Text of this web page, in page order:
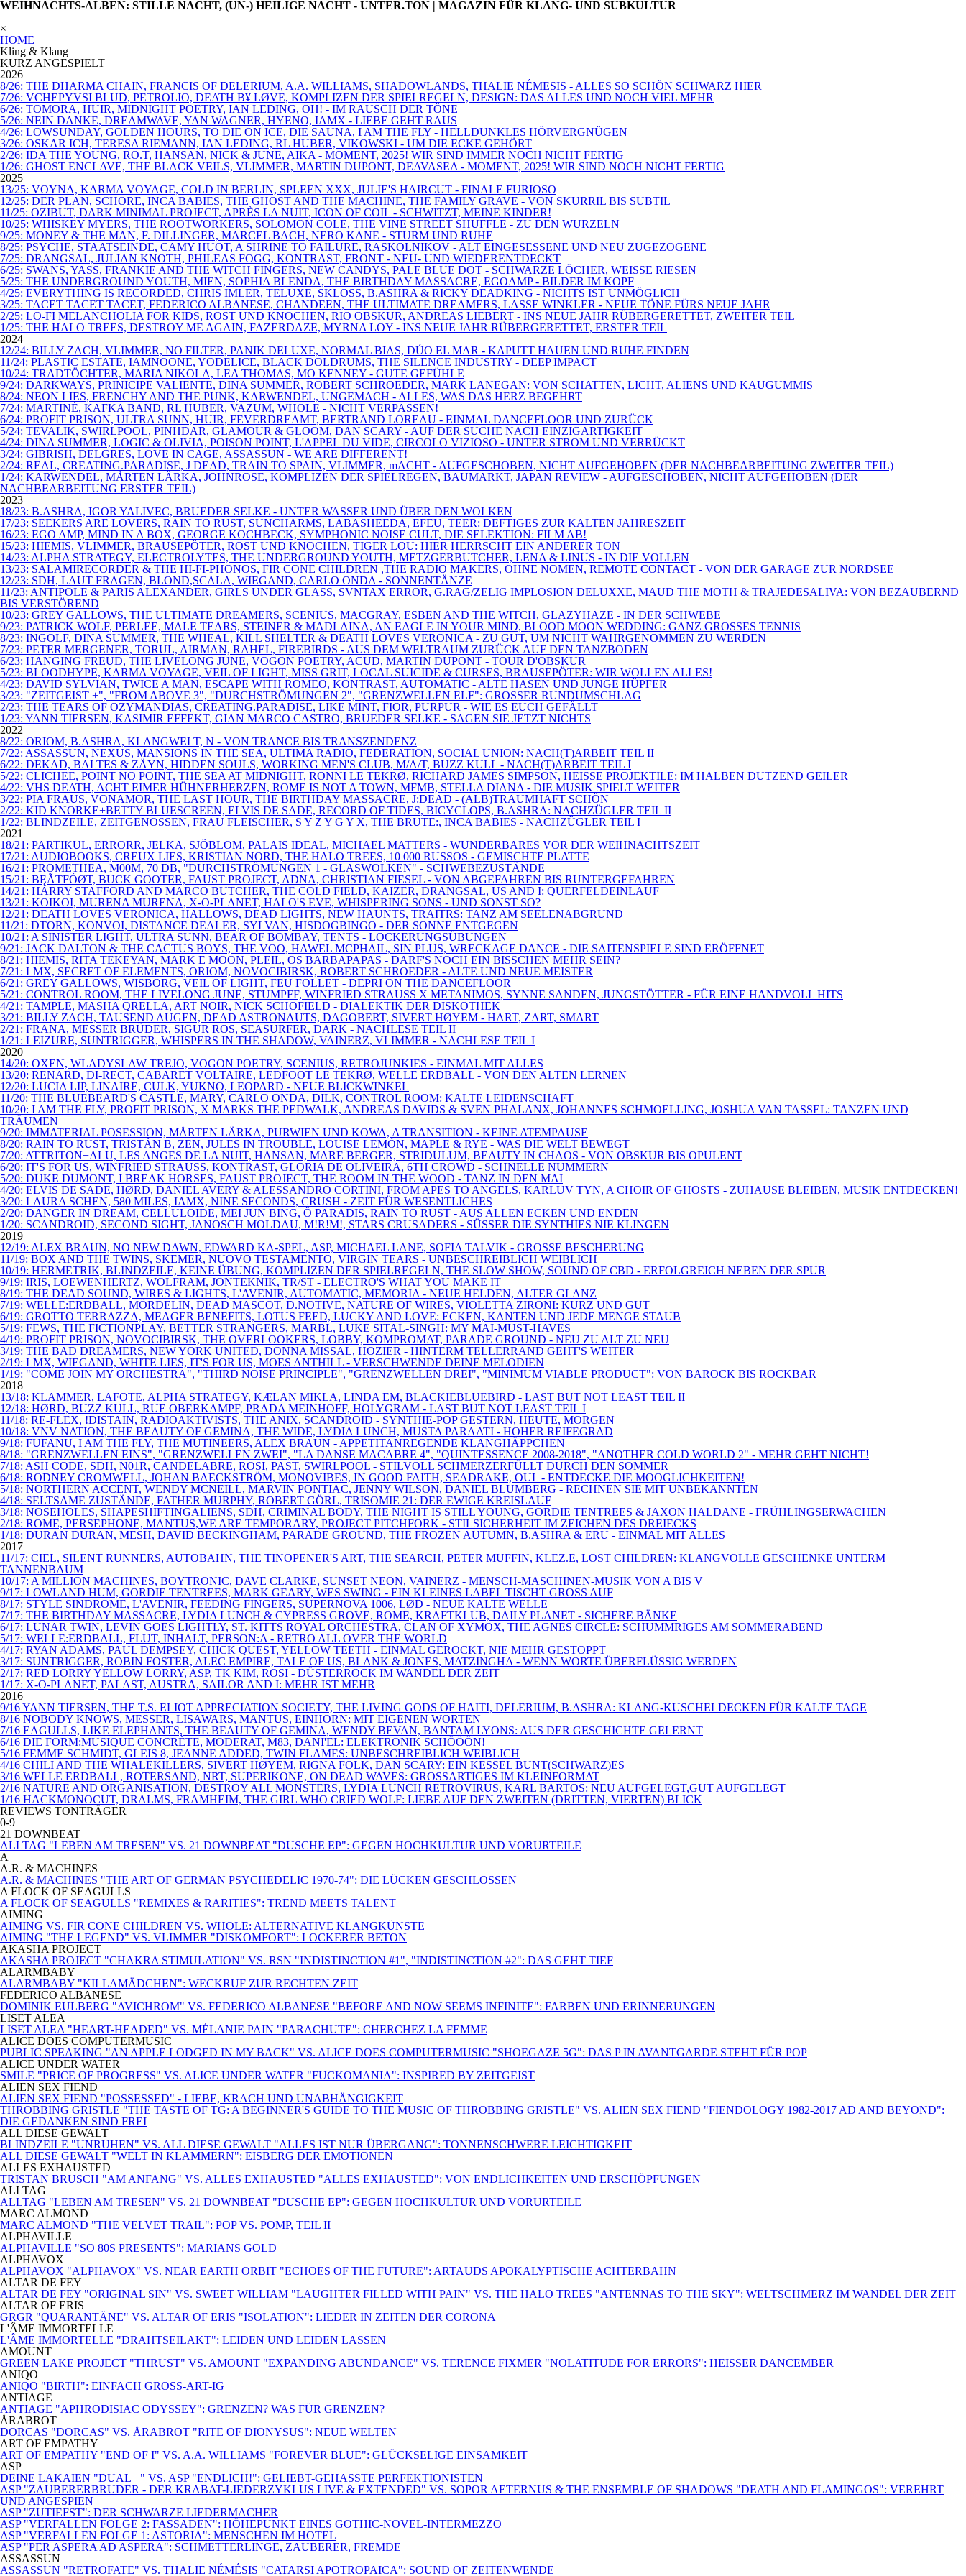
WEIHNACHTS-ALBEN: STILLE NACHT, (UN-) HEILIGE NACHT - UNTER.TON | MAGAZIN FÜR KLANG- UND SUBKULTUR
×
HOME
Kling & Klang
KURZ ANGESPIELT
2026
8/26: THE DHARMA CHAIN, FRANCIS OF DELERIUM, A.A. WILLIAMS, SHADOWLANDS, THALIE NÉMESIS - ALLES SO SCHÖN SCHWARZ HIER
7/26: VCHEPYVSI BLUD, PETROLIO, DEATĦ B¥ LØVE, KOMPLIZEN DER SPIELREGELN, DESIGN: DAS ALLES UND NOCH VIEL MEHR
6/26: TOMORA, HUIR, MIDNIGHT POETRY, IAN LEDING, OH! - IM RAUSCH DER TÖNE
5/26: NEIN DANKE, DREAMWAVE, YAN WAGNER, HYENO, IAMX - LIEBE GEHT RAUS
4/26: LOWSUNDAY, GOLDEN HOURS, TO DIE ON ICE, DIE SAUNA, I AM THE FLY - HELLDUNKLES HÖRVERGNÜGEN
3/26: OSKAR ICH, TERESA RIEMANN, IAN LEDING, RL HUBER, VIKOWSKI - UM DIE ECKE GEHÖRT
2/26: IDA THE YOUNG, RO.T, HANSAN, NICK & JUNE, AIKA - MOMENT, 2025! WIR SIND IMMER NOCH NICHT FERTIG
1/26: GHOST ENCLAVE, THE BLACK VEILS, VLIMMER, MARTIN DUPONT, DEAVASEA - MOMENT, 2025! WIR SIND NOCH NICHT FERTIG
2025
13/25: VOYNA, KARMA VOYAGE, COLD IN BERLIN, SPLEEN XXX, JULIE'S HAIRCUT - FINALE FURIOSO
12/25: DER PLAN, SCHORE, INCA BABIES, THE GHOST AND THE MACHINE, THE FAMILY GRAVE - VON SKURRIL BIS SUBTIL
11/25: OZIBUT, DARK MINIMAL PROJECT, APRÈS LA NUIT, ICON OF COIL - SCHWITZT, MEINE KINDER!
10/25: WHISKEY MYERS, THE ROOTWORKERS, SOLOMON COLE, THE VINE STREET SHUFFLE - ZU DEN WURZELN
9/25: MONEY & THE MAN, F. DILLINGER, MARCEL BACH, NERO KANE - STURM UND RUHE
8/25: PSYCHE, STAATSEINDE, CAMY HUOT, A SHRINE TO FAILURE, RASKOLNIKOV - ALT EINGESESSENE UND NEU ZUGEZOGENE
7/25: DRANGSAL, JULIAN KNOTH, PHILEAS FOGG, KONTRAST, FRONT - NEU- UND WIEDERENTDECKT
6/25: SWANS, YASS, FRANKIE AND THE WITCH FINGERS, NEW CANDYS, PALE BLUE DOT - SCHWARZE LÖCHER, WEISSE RIESEN
5/25: THE UNDERGROUND YOUTH, MIEN, SOPHIA BLENDA, THE BIRTHDAY MASSACRE, EGOAMP - BILDER IM KOPF
4/25: EVERYTHING IS RECORDED, CHRIS IMLER, TELUXE, SKLOSS, B.ASHRA & RICKY DEADKING - NICHTS IST UNMÖGLICH
3/25: TACET TACET TACET, FEDERICO ALBANESE, CHANDEEN, THE ULTIMATE DREAMERS, LASSE WINKLER - NEUE TÖNE FÜRS NEUE JAHR
2/25: LO-FI MELANCHOLIA FOR KIDS, ROST UND KNOCHEN, RIO OBSKUR, ANDREAS LIEBERT - INS NEUE JAHR RÜBERGERETTET, ZWEITER TEIL
1/25: THE HALO TREES, DESTROY ME AGAIN, FAZERDAZE, MYRNA LOY - INS NEUE JAHR RÜBERGERETTET, ERSTER TEIL
2024
12/24: BILLY ZACH, VLIMMER, NO FILTER, PANIK DELUXE, NORMAL BIAS, DÚO EL MAR - KAPUTT HAUEN UND RUHE FINDEN
11/24: PLASTIC ESTATE, IAMNOONE, YODELICE, BLACK DOLDRUMS, THE SILENCE INDUSTRY - DEEP IMPACT
10/24: TRADTÖCHTER, MARIA NIKOLA, LEA THOMAS, MO KENNEY - GUTE GEFÜHLE
9/24: DARKWAYS, PRINICIPE VALIENTE, DINA SUMMER, ROBERT SCHROEDER, MARK LANEGAN: VON SCHATTEN, LICHT, ALIENS UND KAUGUMMIS
8/24: NEON LIES, FRENCHY AND THE PUNK, KARWENDEL, UNGEMACH - ALLES, WAS DAS HERZ BEGEHRT
7/24: MARTINÉ, KAFKA BAND, RL HUBER, VAZUM, WHOLE - NICHT VERPASSEN!
6/24: PROFIT PRISON, ULTRA SUNN, HUIR, FEVERDREAMT, BERTRAND LOREAU - EINMAL DANCEFLOOR UND ZURÜCK
5/24: TEVALIK, SWIRLPOOL, PINHDAR, GLAMOUR & GLOOM, DAN SCARY - AUF DER SUCHE NACH EINZIGARTIGKEIT
4/24: DINA SUMMER, LOGIC & OLIVIA, POISON POINT, L'APPEL DU VIDE, CIRCOLO VIZIOSO - UNTER STROM UND VERRÜCKT
3/24: GIBRISH, DELGRES, LOVE IN CAGE, ASSASSUN - WE ARE DIFFERENT!
2/24: REAL, CREATING.PARADISE, J DEAD, TRAIN TO SPAIN, VLIMMER, mACHT - AUFGESCHOBEN, NICHT AUFGEHOBEN (DER NACHBEARBEITUNG ZWEITER TEIL)
1/24: KARWENDEL, MÅRTEN LÄRKA, JOHNROSE, KOMPLIZEN DER SPIELREGEN, BAUMARKT, JAPAN REVIEW - AUFGESCHOBEN, NICHT AUFGEHOBEN (DER
NACHBEARBEITUNG ERSTER TEIL)
2023
18/23: B.ASHRA, IGOR YALIVEC, BRUEDER SELKE - UNTER WASSER UND ÜBER DEN WOLKEN
17/23: SEEKERS ARE LOVERS, RAIN TO RUST, SUNCHARMS, LABASHEEDA, EFEU, TEER: DEFTIGES ZUR KALTEN JAHRESZEIT
16/23: EGO AMP, MIND IN A BOX, GEORGE KOCHBECK, SYMPHONIC NOISE CULT, DIE SELEKTION: FILM AB!
15/23: HIEMIS, VLIMMER, BRAUSEPÖTER, ROST UND KNOCHEN, TIGER LOU: HIER HERRSCHT EIN ANDERER TON
14/23: ALPHA STRATEGY, ELECTROLYTES, THE UNDERGROUND YOUTH, METZGERBUTCHER, LENA & LINUS - IN DIE VOLLEN
13/23: SALAMIRECORDER & THE HI-FI-PHONOS, FIR CONE CHILDREN ,THE RADIO MAKERS, OHNE NOMEN, REMOTE CONTACT - VON DER GARAGE ZUR NORDSEE
12/23: SDH, LAUT FRAGEN, BLOND,SCALA, WIEGAND, CARLO ONDA - SONNENTÄNZE
11/23: ANTIPOLE & PARIS ALEXANDER, GIRLS UNDER GLASS, SVNTAX ERROR, G.RAG/ZELIG IMPLOSION DELUXXE, MAUD THE MOTH & TRAJEDESALIVA: VON BEZAUBERND
BIS VERSTÖREND
10/23: GREY GALLOWS, THE ULTIMATE DREAMERS, SCENIUS, MACGRAY, ESBEN AND THE WITCH, GLAZYHAZE - IN DER SCHWEBE
9/23: PATRICK WOLF, PERLEE, MALE TEARS, STEINER & MADLAINA, AN EAGLE IN YOUR MIND, BLOOD MOON WEDDING: GANZ GROSSES TENNIS
8/23: INGOLF, DINA SUMMER, THE WHEAL, KILL SHELTER & DEATH LOVES VERONICA - ZU GUT, UM NICHT WAHRGENOMMEN ZU WERDEN
7/23: PETER MERGENER, TORUL, AIRMAN, RAHEL, FIREBIRDS - AUS DEM WELTRAUM ZURÜCK AUF DEN TANZBODEN
6/23: HANGING FREUD, THE LIVELONG JUNE, VOGON POETRY, ACUD, MARTIN DUPONT - TOUR D'OBSKUR
5/23: BLOODHYPE, KARMA VOYAGE, VEIL OF LIGHT, MISS GRIT, LOCAL SUICIDE & CURSES, BRAUSEPÖTER: WIR WOLLEN ALLES!
4/23: DAVID SYLVIAN, TWICE A MAN, ESCAPE WITH ROMEO, KONTRAST, AUTOMATIC - ALTE HASEN UND JUNGE HÜPFER
3/23: "ZEITGEIST +", "FROM ABOVE 3", "DURCHSTRÖMUNGEN 2", "GRENZWELLEN ELF": GROSSER RUNDUMSCHLAG
2/23: THE TEARS OF OZYMANDIAS, CREATING.PARADISE, LIKE MINT, FIOR, PURPUR - WIE ES EUCH GEFÄLLT
1/23: YANN TIERSEN, KASIMIR EFFEKT, GIAN MARCO CASTRO, BRUEDER SELKE - SAGEN SIE JETZT NICHTS
2022
8/22: ORIOM, B.ASHRA, KLANGWELT, N - VON TRANCE BIS TRANSZENDENZ
7/22: ASSASSUN, NEXUS, MANSIONS IN THE SEA, ULTIMA RADIO, FEDERATION, SOCIAL UNION: NACH(T)ARBEIT TEIL II
6/22: DEKAD, BALTES & ZÄYN, HIDDEN SOULS, WORKING MEN'S CLUB, M/A/T, BUZZ KULL - NACH(T)ARBEIT TEIL I
5/22: CLICHEE, POINT NO POINT, THE SEA AT MIDNIGHT, RONNI LE TEKRØ, RICHARD JAMES SIMPSON, HEISSE PROJEKTILE: IM HALBEN DUTZEND GEILER
4/22: VHS DEATH, ACHT EIMER HÜHNERHERZEN, ROME IS NOT A TOWN, MFMB, STELLA DIANA - DIE MUSIK SPIELT WEITER
3/22: PIA FRAUS, VONAMOR, THE LAST HOUR, THE BIRTHDAY MASSACRE, J:DEAD - (ALB)TRAUMHAFT SCHÖN
2/22: KID KNORKE+BETTY BLUESCREEN, ELVIS DE SADE, RECORD OF TIDES, BICYCLOPS, B.ASHRA: NACHZÜGLER TEIL II
1/22: BLINDZEILE, ZEITGENOSSEN, FRAU FLEISCHER, S Y Z Y G Y X, THE BRUTE:, INCA BABIES - NACHZÜGLER TEIL I
2021
18/21: PARTIKUL, ERRORR, JELKA, SJÖBLOM, PALAIS IDEAL, MICHAEL MATTERS - WUNDERBARES VOR DER WEIHNACHTSZEIT
17/21: AUDIOBOOKS, CREUX LIES, KRISTIAN NORD, THE HALO TREES, 10 000 RUSSOS - GEMISCHTE PLATTE
16/21: PROMETHEA, M00M, 70 DB, "DURCHSTRÖMUNGEN 1 - GLASWOLKEN" - SCHWEBEZUSTÄNDE
15/21: BĘÃTFÓØT, BUCK GOOTER, FAUST PROJECT, ADNA, CHRISTIAN FIESEL - VON ABGEFAHREN BIS RUNTERGEFAHREN
14/21: HARRY STAFFORD AND MARCO BUTCHER, THE COLD FIELD, KAIZER, DRANGSAL, US AND I: QUERFELDEINLAUF
13/21: KOIKOI, MURENA MURENA, X-O-PLANET, HALO'S EVE, WHISPERING SONS - UND SONST SO?
12/21: DEATH LOVES VERONICA, HALLOWS, DEAD LIGHTS, NEW HAUNTS, TRAITRS: TANZ AM SEELENABGRUND
11/21: DTORN, KONVOI, DISTANCE DEALER, SYLVAN, HISDOGBINGO - DER SONNE ENTGEGEN
10/21: A SINISTER LIGHT, ULTRA SUNN, BEAR OF BOMBAY, TENTS - LOCKERUNGSÜBUNGEN
9/21: JACK DALTON & THE CACTUS BOYS, THE VOO, HAWEL MCPHAIL, SIN PLUS, WRECKAGE DANCE - DIE SAITENSPIELE SIND ERÖFFNET
8/21: HIEMIS, RITA TEKEYAN, MARK E MOON, PLEIL, OS BARBAPAPAS - DARF'S NOCH EIN BISSCHEN MEHR SEIN?
7/21: LMX, SECRET OF ELEMENTS, ORIOM, NOVOCIBIRSK, ROBERT SCHROEDER - ALTE UND NEUE MEISTER
6/21: GREY GALLOWS, WISBORG, VEIL OF LIGHT, FEU FOLLET - DEPRI ON THE DANCEFLOOR
5/21: CONTROL ROOM, THE LIVELONG JUNE, STUMPFF, WINFRIED STRAUSS X METANIMOS, SYNNE SANDEN, JUNGSTÖTTER - FÜR EINE HANDVOLL HITS
4/21: TAMPLE, MASHA QRELLA, ART NOIR, NICK SCHOFIELD - DIALEKTIK DER DISKOTHEK
3/21: BILLY ZACH, TAUSEND AUGEN, DEAD ASTRONAUTS, DAGOBERT, SIVERT HØYEM - HART, ZART, SMART
2/21: FRANA, MESSER BRÜDER, SIGUR ROS, SEASURFER, DARK - NACHLESE TEIL II
1/21: LEIZURE, SUNTRIGGER, WHISPERS IN THE SHADOW, VAINERZ, VLIMMER - NACHLESE TEIL I
2020
14/20: OXEN, WLADYSLAW TREJO, VOGON POETRY, SCENIUS, RETROJUNKIES - EINMAL MIT ALLES
13/20: RENARD, DI-RECT, CABARET VOLTAIRE, LEDFOOT LE TEKRØ, WELLE ERDBALL - VON DEN ALTEN LERNEN
12/20: LUCIA LIP, LINAIRE, CULK, YUKNO, LEOPARD - NEUE BLICKWINKEL
11/20: THE BLUEBEARD'S CASTLE, MARY, CARLO ONDA, DILK, CONTROL ROOM: KALTE LEIDENSCHAFT
10/20: I AM THE FLY, PROFIT PRISON, X MARKS THE PEDWALK, ANDREAS DAVIDS & SVEN PHALANX, JOHANNES SCHMOELLING, JOSHUA VAN TASSEL: TANZEN UND
TRÄUMEN
9/20: IMMATERIAL POSESSION, MÅRTEN LÄRKA, PURWIEN UND KOWA, A TRANSITION - KEINE ATEMPAUSE
8/20: RAIN TO RUST, TRISTÁN B, ZEN, JULES IN TROUBLE, LOUISE LEMÓN, MAPLE & RYE - WAS DIE WELT BEWEGT
7/20: ATTRITON+ALU, LES ANGES DE LA NUIT, HANSAN, MARE BERGER, STRIDULUM, BEAUTY IN CHAOS - VON OBSKUR BIS OPULENT
6/20: IT'S FOR US, WINFRIED STRAUSS, KONTRAST, GLORIA DE OLIVEIRA, 6TH CROWD - SCHNELLE NUMMERN
5/20: DUKE DUMONT, I BREAK HORSES, FAUST PROJECT, THE ROOM IN THE WOOD - TANZ IN DEN MAI
4/20: ELVIS DE SADE, HØRD, DANIEL AVERY & ALESSANDRO CORTINI, FROM APES TO ANGELS, KARLUV TYN, A CHOIR OF GHOSTS - ZUHAUSE BLEIBEN, MUSIK ENTDECKEN!
3/20: LAURA SCHEN, 580 MILES, IAMX, NINE SECONDS, CRUSH - ZEIT FÜR WESENTLICHES
2/20: DANGER IN DREAM, CELLULOIDE, MEI JUN BING, Ô PARADIS, RAIN TO RUST - AUS ALLEN ECKEN UND ENDEN
1/20: SCANDROID, SECOND SIGHT, JANOSCH MOLDAU, M!R!M!, STARS CRUSADERS - SÜSSER DIE SYNTHIES NIE KLINGEN
2019
12/19: ALEX BRAUN, NO NEW DAWN, EDWARD KA-SPEL, ASP, MICHAEL LANE, SOFIA TALVIK - GROSSE BESCHERUNG
11/19: BOX AND THE TWINS, SKEMER, NUOVO TESTAMENTO, VIRGIN TEARS - UNBESCHREIBLICH WEIBLICH
10/19: HERMETRIK, BLINDZEILE, KEINE ÜBUNG, KOMPLIZEN DER SPIELREGELN, THE SLOW SHOW, SOUND OF CBD - ERFOLGREICH NEBEN DER SPUR
9/19: IRIS, LOEWENHERTZ, WOLFRAM, JONTEKNIK, TR/ST - ELECTRO'S WHAT YOU MAKE IT
8/19: THE DEAD SOUND, WIRES & LIGHTS, L'AVENIR, AUTOMATIC, MEMORIA - NEUE HELDEN, ALTER GLANZ
7/19: WELLE:ERDBALL, MÖRDELIN, DEAD MASCOT, D.NOTIVE, NATURE OF WIRES, VIOLETTA ZIRONI: KURZ UND GUT
6/19: GROTTO TERRAZZA, MEAGER BENEFITS, LOTUS FEED, LUCKY AND LOVE: ECKEN, KANTEN UND JEDE MENGE STAUB
5/19: FEWS, THE FICTIONPLAY, BETTER STRANGERS, MARBL, LUKE SITAL-SINGH: MY MAI-MUST-HAVES
4/19: PROFIT PRISON, NOVOCIBIRSK, THE OVERLOOKERS, LOBBY, KOMPROMAT, PARADE GROUND - NEU ZU ALT ZU NEU
3/19: THE BAD DREAMERS, NEW YORK UNITED, DONNA MISSAL, HOZIER - HINTERM TELLERRAND GEHT'S WEITER
2/19: LMX, WIEGAND, WHITE LIES, IT'S FOR US, MOES ANTHILL - VERSCHWENDE DEINE MELODIEN
1/19: "COME JOIN MY ORCHESTRA", "THIRD NOISE PRINCIPLE", "GRENZWELLEN DREI", "MINIMUM VIABLE PRODUCT": VON BAROCK BIS ROCKBAR
2018
13/18: KLAMMER, LAFOTE, ALPHA STRATEGY, KÆLAN MIKLA, LINDA EM, BLACKIEBLUEBIRD - LAST BUT NOT LEAST TEIL II
12/18: HØRD, BUZZ KULL, RUE OBERKAMPF, PRADA MEINHOFF, HOLYGRAM - LAST BUT NOT LEAST TEIL I
11/18: RE-FLEX, !DISTAIN, RADIOAKTIVISTS, THE ANIX, SCANDROID - SYNTHIE-POP GESTERN, HEUTE, MORGEN
10/18: VNV NATION, THE BEAUTY OF GEMINA, THE WIDE, LYDIA LUNCH, MUSTA PARAATI - HOHER REIFEGRAD
9/18: FUFANU, I AM THE FLY, THE MUTINEERS, ALEX BRAUN - APPETITANREGENDE KLANGHÄPPCHEN
8/18: "GRENZWELLEN EINS", "GRENZWELLEN ZWEI", "LA DANSE MACABRE 4", "QUINTESSENCE 2008-2018", "ANOTHER COLD WORLD 2" - MEHR GEHT NICHT!
7/18: ASH CODE, SDH, N01R, CANDELABRE, ROSI, PAST, SWIRLPOOL - STILVOLL SCHMERZERFÜLLT DURCH DEN SOMMER
6/18: RODNEY CROMWELL, JOHAN BAECKSTRÖM, MONOVIBES, IN GOOD FAITH, SEADRAKE, OUL - ENTDECKE DIE MOOGLICHKEITEN!
5/18: NORTHERN ACCENT, WENDY MCNEILL, MARVIN PONTIAC, JENNY WILSON, DANIEL BLUMBERG - RECHNEN SIE MIT UNBEKANNTEN
4/18: SELTSAME ZUSTÄNDE, FATHER MURPHY, ROBERT GÖRL, TRISOMIE 21: DER EWIGE KREISLAUF
3/18: NOSEHOLES, SHAPESHIFTINGALIENS, SDH, CRIMINAL BODY, THE NIGHT IS STILL YOUNG, GORDIE TENTREES & JAXON HALDANE - FRÜHLINGSERWACHEN
2/18: ROME, PERSEPHONE, MANTUS,WE ARE TEMPORARY, PROJECT PITCHFORK - STILSICHERHEIT IM ZEICHEN DES DREIECKS
1/18: DURAN DURAN, MESH, DAVID BECKINGHAM, PARADE GROUND, THE FROZEN AUTUMN, B.ASHRA & ERU - EINMAL MIT ALLES
2017
11/17: CIEL, SILENT RUNNERS, AUTOBAHN, THE TINOPENER'S ART, THE SEARCH, PETER MUFFIN, KLEZ.E, LOST CHILDREN: KLANGVOLLE GESCHENKE UNTERM
TANNENBAUM
10/17: A MILLION MACHINES, BOYTRONIC, DAVE CLARKE, SUNSET NEON, VAINERZ - MENSCH-MASCHINEN-MUSIK VON A BIS V
9/17: LOWLAND HUM, GORDIE TENTREES, MARK GEARY, WES SWING - EIN KLEINES LABEL TISCHT GROSS AUF
8/17: STYLE SINDROME, L'AVENIR, FEEDING FINGERS, SUPERNOVA 1006, LØD - NEUE KALTE WELLE
7/17: THE BIRTHDAY MASSACRE, LYDIA LUNCH & CYPRESS GROVE, ROME, KRAFTKLUB, DAILY PLANET - SICHERE BÄNKE
6/17: LUNAR TWIN, LEVIN GOES LIGHTLY, ST. KITTS ROYAL ORCHESTRA, CLAN OF XYMOX, THE AGNES CIRCLE: SCHUMMRIGES AM SOMMERABEND
5/17: WELLE:ERDBALL, FLUT, INHALT, PERSON:A - RETRO ALL OVER THE WORLD
4/17: RYAN ADAMS, PAUL DEMPSEY, CHICK QUEST, YELLOW TEETH - EINMAL GEROCKT, NIE MEHR GESTOPPT
3/17: SUNTRIGGER, ROBIN FOSTER, ALEC EMPIRE, TALE OF US, BLANK & JONES, MATZINGHA - WENN WORTE ÜBERFLÜSSIG WERDEN
2/17: RED LORRY YELLOW LORRY, ASP, TK KIM, ROSI - DÜSTERROCK IM WANDEL DER ZEIT
1/17: X-O-PLANET, PALAST, AUSTRA, SAILOR AND I: MEHR IST MEHR
2016
9/16 YANN TIERSEN, THE T.S. ELIOT APPRECIATION SOCIETY, THE LIVING GODS OF HAITI, DELERIUM, B.ASHRA: KLANG-KUSCHELDECKEN FÜR KALTE TAGE
8/16 NOBODY KNOWS, MESSER, LISAWARS, MANTUS, EINHORN: MIT EIGENEN WORTEN
7/16 EAGULLS, LIKE ELEPHANTS, THE BEAUTY OF GEMINA, WENDY BEVAN, BANTAM LYONS: AUS DER GESCHICHTE GELERNT
6/16 DIE FORM:MUSIQUE CONCRÈTE, MODERAT, M83, DANI'EL: ELEKTRONIK SCHÖÖÖN!
5/16 FEMME SCHMIDT, GLEIS 8, JEANNE ADDED, TWIN FLAMES: UNBESCHREIBLICH WEIBLICH
4/16 CHILI AND THE WHALEKILLERS, SIVERT HØYEM, RIGNA FOLK, DAN SCARY: EIN KESSEL BUNT(SCHWARZ)ES
3/16 WELLE ERDBALL, ROTERSAND, NRT, SUPERIKONE, ON DEAD WAVES: GROSSARTIGES IM KLEINFORMAT
2/16 NATURE AND ORGANISATION, DESTROY ALL MONSTERS, LYDIA LUNCH RETROVIRUS, KARL BARTOS: NEU AUFGELEGT,GUT AUFGELEGT
1/16 HACKMONOCUT, DRALMS, FRAMHEIM, THE GIRL WHO CRIED WOLF: LIEBE AUF DEN ZWEITEN (DRITTEN, VIERTEN) BLICK
REVIEWS TONTRÄGER
0-9
21 DOWNBEAT
ALLTAG "LEBEN AM TRESEN" VS. 21 DOWNBEAT "DUSCHE EP": GEGEN HOCHKULTUR UND VORURTEILE
A
A.R. & MACHINES
A.R. & MACHINES "THE ART OF GERMAN PSYCHEDELIC 1970-74": DIE LÜCKEN GESCHLOSSEN
A FLOCK OF SEAGULLS
A FLOCK OF SEAGULLS "REMIXES & RARITIES": TREND MEETS TALENT
AIMING
AIMING VS. FIR CONE CHILDREN VS. WHOLE: ALTERNATIVE KLANGKÜNSTE
AIMING "THE LEGEND" VS. VLIMMER "DISKOMFORT": LOCKERER BETON
AKASHA PROJECT
AKASHA PROJECT "CHAKRA STIMULATION" VS. RSN "INDISTINCTION #1", "INDISTINCTION #2": DAS GEHT TIEF
ALARMBABY
ALARMBABY "KILLAMÄDCHEN": WECKRUF ZUR RECHTEN ZEIT
FEDERICO ALBANESE
DOMINIK EULBERG "AVICHROM" VS. FEDERICO ALBANESE "BEFORE AND NOW SEEMS INFINITE": FARBEN UND ERINNERUNGEN
LISET ALEA
LISET ALEA "HEART-HEADED" VS. MÉLANIE PAIN "PARACHUTE": CHERCHEZ LA FEMME
ALICE DOES COMPUTERMUSIC
PUBLIC SPEAKING "AN APPLE LODGED IN MY BACK" VS. ALICE DOES COMPUTERMUSIC "SHOEGAZE 5G": DAS P IN AVANTGARDE STEHT FÜR POP
ALICE UNDER WATER
SMILE "PRICE OF PROGRESS" VS. ALICE UNDER WATER "FUCKOMANIA": INSPIRED BY ZEITGEIST
ALIEN SEX FIEND
ALIEN SEX FIEND "POSSESSED" - LIEBE, KRACH UND UNABHÄNGIGKEIT
THROBBING GRISTLE "THE TASTE OF TG: A BEGINNER'S GUIDE TO THE MUSIC OF THROBBING GRISTLE" VS. ALIEN SEX FIEND "FIENDOLOGY 1982-2017 AD AND BEYOND":
DIE GEDANKEN SIND FREI
ALL DIESE GEWALT
BLINDZEILE "UNRUHEN" VS. ALL DIESE GEWALT "ALLES IST NUR ÜBERGANG": TONNENSCHWERE LEICHTIGKEIT
ALL DIESE GEWALT "WELT IN KLAMMERN": EISBERG DER EMOTIONEN
ALLES EXHAUSTED
TRISTAN BRUSCH "AM ANFANG" VS. ALLES EXHAUSTED "ALLES EXHAUSTED": VON ENDLICHKEITEN UND ERSCHÖPFUNGEN
ALLTAG
ALLTAG "LEBEN AM TRESEN" VS. 21 DOWNBEAT "DUSCHE EP": GEGEN HOCHKULTUR UND VORURTEILE
MARC ALMOND
MARC ALMOND "THE VELVET TRAIL": POP VS. POMP, TEIL II
ALPHAVILLE
ALPHAVILLE "SO 80S PRESENTS": MARIANS GOLD
ALPHAVOX
ALPHAVOX "ALPHAVOX" VS. NEAR EARTH ORBIT "ECHOES OF THE FUTURE": ARTAUDS APOKALYPTISCHE ACHTERBAHN
ALTAR DE FEY
ALTAR DE FEY "ORIGINAL SIN" VS. SWEET WILLIAM "LAUGHTER FILLED WITH PAIN" VS. THE HALO TREES "ANTENNAS TO THE SKY": WELTSCHMERZ IM WANDEL DER ZEIT
ALTAR OF ERIS
GRGR "QUARANTÄNE" VS. ALTAR OF ERIS "ISOLATION": LIEDER IN ZEITEN DER CORONA
L'ÂME IMMORTELLE
L'ÂME IMMORTELLE "DRAHTSEILAKT": LEIDEN UND LEIDEN LASSEN
AMOUNT
GREEN LAKE PROJECT "THRUST" VS. AMOUNT "EXPANDING ABUNDANCE" VS. TERENCE FIXMER "NOLATITUDE FOR ERRORS": HEISSER DANCEMBER
ANIQO
ANIQO "BIRTH": EINFACH GROSS-ART-IG
ANTIAGE
ANTIAGE "APHRODISIAC ODYSSEY": GRENZEN? WAS FÜR GRENZEN?
ÅRABROT
DORCAS "DORCAS" VS. ÅRABROT "RITE OF DIONYSUS": NEUE WELTEN
ART OF EMPATHY
ART OF EMPATHY "END OF I" VS. A.A. WILLIAMS "FOREVER BLUE": GLÜCKSELIGE EINSAMKEIT
ASP
DEINE LAKAIEN "DUAL +" VS. ASP "ENDLICH!": GELIEBT-GEHASSTE PERFEKTIONISTEN
ASP "ZAUBERERBRUDER - DER KRABAT-LIEDERZYKLUS LIVE & EXTENDED" VS. SOPOR AETERNUS & THE ENSEMBLE OF SHADOWS "DEATH AND FLAMINGOS": VEREHRT
UND ANGESPIEN
ASP "ZUTIEFST": DER SCHWARZE LIEDERMACHER
ASP "VERFALLEN FOLGE 2: FASSADEN": HÖHEPUNKT EINES GOTHIC-NOVEL-INTERMEZZO
ASP "VERFALLEN FOLGE 1: ASTORIA": MENSCHEN IM HOTEL
ASP "PER ASPERA AD ASPERA": SCHMETTERLINGE, ZAUBERER, FREMDE
ASSASSUN
ASSASSUN "RETROFATE" VS. THALIE NÉMÉSIS "CATARSI APOTROPAICA": SOUND OF ZEITENWENDE